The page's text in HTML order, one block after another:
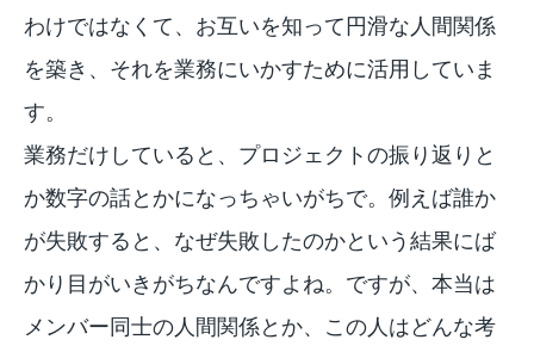
わけではなくて、お互いを知って円滑な人間関係
を築き、それを業務にいかすために活用していま
す。
業務だけしていると、プロジェクトの振り返りと
か数字の話とかになっちゃいがちで。例えば誰か
が失敗すると、なぜ失敗したのかという結果にば
かり目がいきがちなんですよね。ですが、本当は
メンバー同士の人間関係とか、この人はどんな考